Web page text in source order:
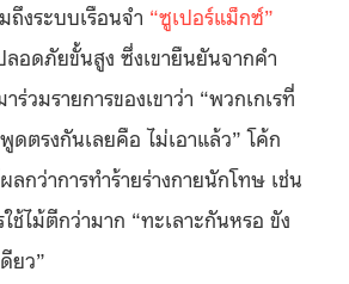
ถึงระบบเรือนจำ “ซูเปอร์แม็กซ์”
ลอดภัยขั้นสูง ซึ่งเขายืนยันจากคำ
ร่วมรายการของเขาว่า “พวกเกเรที่
ตรงกันเลยคือ ไม่เอาแล้ว” โค้ก
ลกว่าการทำร้ายร่างกายนักโทษ เช่น
ช้ไม้ตีกว่ามาก “ทะเลาะกันหรอ ขัง
ยว”